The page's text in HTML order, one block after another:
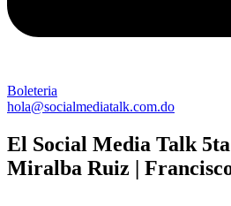
Boleteria
hola@socialmediatalk.com.do
El Social Media Talk
Miralba Ruiz |